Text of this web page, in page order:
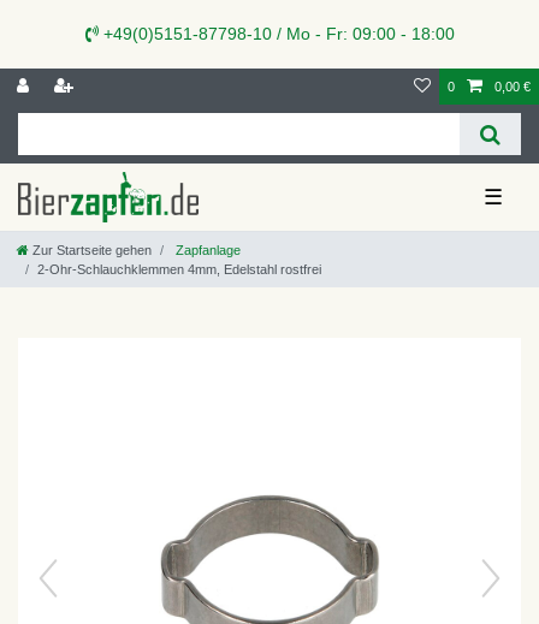
+49(0)5151-87798-10 / Mo - Fr: 09:00 - 18:00
0 0,00 €
☰
Zur Startseite gehen
Zapfanlage
2-Ohr-Schlauchklemmen 4mm, Edelstahl rostfrei